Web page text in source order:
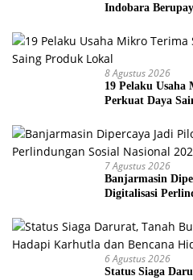
Indobara
Titik Rawan
8 Agustus 2026
19 Pelaku
Perkuat Daya
7 Agustus 2026
Banjarmasin
Digitalisasi
6 Agustus 2026
Status Siaga